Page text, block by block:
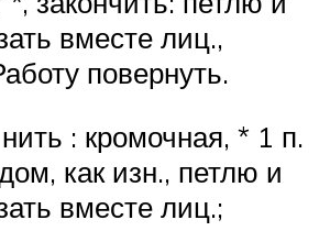
вместе лиц.,
повернуть.
: кромочная, * 1 п.
как изн., петлю и
вместе лиц.;